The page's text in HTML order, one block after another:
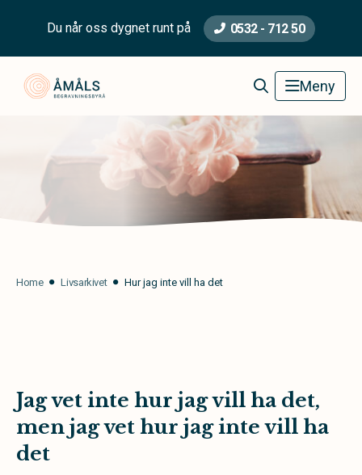
Du når oss dygnet runt på 0532 - 712 50
Åmåls Begravningsbyrå Meny
Home Livsarkivet Hur jag inte vill ha det
Jag vet inte hur jag vill ha det,
men jag vet hur jag inte vill ha
det